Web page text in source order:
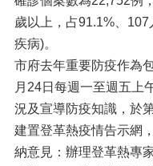
歲以上，占91.1%、
疾病)。
市府去年重要防疫作為
月24日每週一至週五上
況及宣導防疫知識，於
建置登革熱疫情告示網
納意見：辦理登革熱專